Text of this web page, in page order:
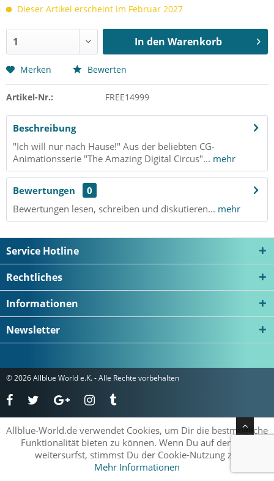
Dieser Artikel erscheint im Februar 2027
In den Warenkorb
Merken Bewerten
Artikel-Nr.: FREE14999
Beschreibung
"Ich will nur nach Hause!" Aus der beliebten CG-
Animationsserie "The Amazing Digital Circus"... mehr
Bewertungen
0
Bewertungen lesen, schreiben und diskutieren... mehr
Service Hotline
Rechtliches
Informationen
Newsletter
© 2026 Allblue World e.K. - Alle Rechte vorbehalten
Allblue-World.de verwendet Cookies, um Dir die bestmögliche
Funktionalität bieten zu können. Wenn Du auf der Seite
weitersurfst, stimmst Du der Cookie-Nutzung zu.
Mehr Informationen